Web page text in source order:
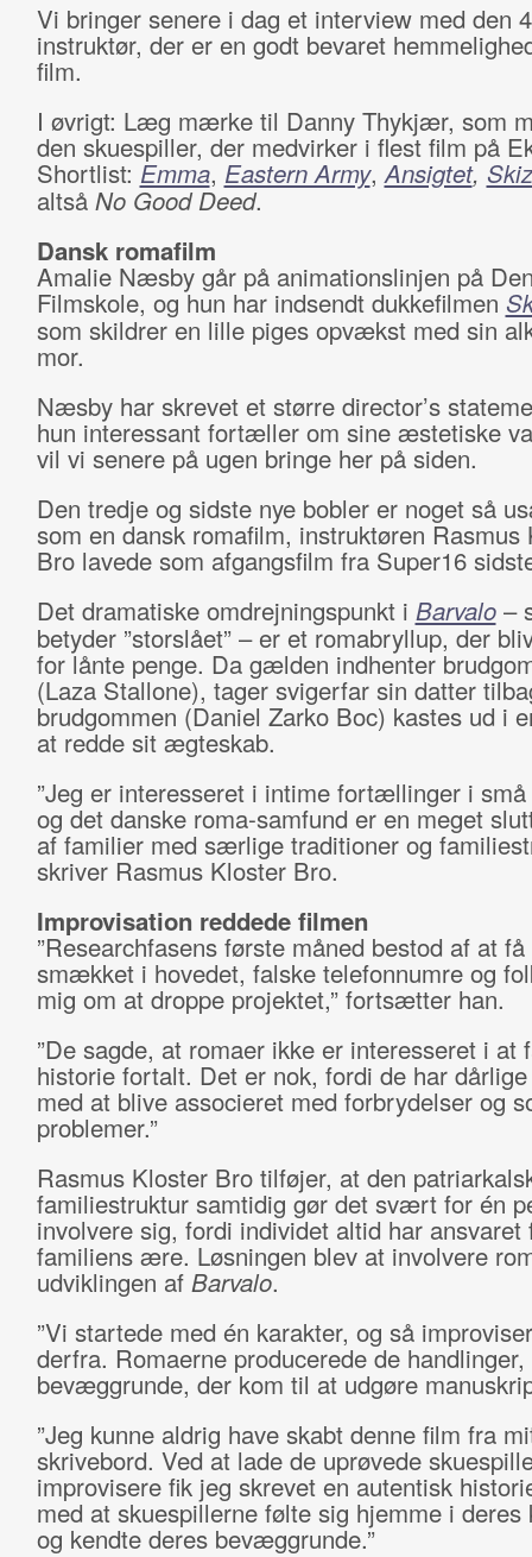
Vi bringer senere i dag et interview med den
instruktør, der er en godt bevaret
film.
I øvrigt: Læg mærke til Danny Thykjær, som
den skuespiller, der medvirker i flest film på
Shortlist: Emma, Eastern Army,Ansigtet,
altså No Good Deed.
Dansk romafilm
Amalie Næsby går på animationslinjen på
Filmskole, og hun har indsendt dukkefilmen
som skildrer en lille piges opvækst med sin
mor.
Næsby har skrevet et større director’s
hun interessant fortæller om sine æstetiske
vil vi senere på ugen bringe her på siden.
Den tredje og sidste nye bobler er noget så
som en dansk romafilm, instruktøren Rasmus
Bro lavede som afgangsfilm fra Super16
Det dramatiske omdrejningspunkt i Barvalo–
betyder ”storslået” – er et romabryllup, der
for lånte penge. Da gælden indhenter
(Laza Stallone), tager svigerfar sin datter
brudgommen (Daniel Zarko Boc) kastes ud i
at redde sit ægteskab.
”Jeg er interesseret i intime fortællinger i
og det danske roma-samfund er en meget
af familier med særlige traditioner og
skriver Rasmus Kloster Bro.
Improvisation reddede filmen
”Researchfasens første måned bestod af at få
smækket i hovedet, falske telefonnumre og
mig om at droppe projektet,” fortsætter han.
”De sagde, at romaer ikke er interesseret i at
historie fortalt. Det er nok, fordi de har
med at blive associeret med forbrydelser og
problemer.”
Rasmus Kloster Bro tilføjer, at den
familiestruktur samtidig gør det svært for én
involvere sig, fordi individet altid har ansvaret
familiens ære. Løsningen blev at involvere
udviklingen af Barvalo.
”Vi startede med én karakter, og så
derfra. Romaerne producerede de
bevæggrunde, der kom til at udgøre
”Jeg kunne aldrig have skabt denne film fra
skrivebord. Ved at lade de uprøvede
improvisere fik jeg skrevet en autentisk
med at skuespillerne følte sig hjemme i deres
og kendte deres bevæggrunde.”